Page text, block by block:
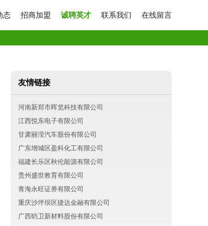
态 招商加盟 诚聘英才 联系我们 在线留言
友情链接
河南新郑市晖览科技有限公司
江西悦东电子有限公司
甘肃丽滢汽车股份有限公司
广东增城区盈科化工有限公司
福建长乐区秋伦能源有限公司
贵州盛世教育有限公司
青海永旺证券有限公司
重庆沙坪坝区捷达金融有限公司
广西昉卫新材料股份有限公司